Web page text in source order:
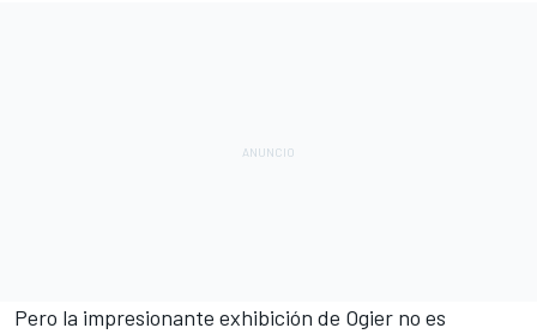
Pero la impresionante exhibición de Ogier no es